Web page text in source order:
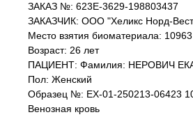
ЗАКАЗ №: 623E-3629-198803437
ЗАКАЗЧИК: ООО "Хеликс Норд-
Место взятия биоматериала:
Возраст: 26 лет
ПАЦИЕНТ: Фамилия: НЕРОВИЧ
Пол: Женский
Образец №: EX-01-250213-06423
Венозная кровь